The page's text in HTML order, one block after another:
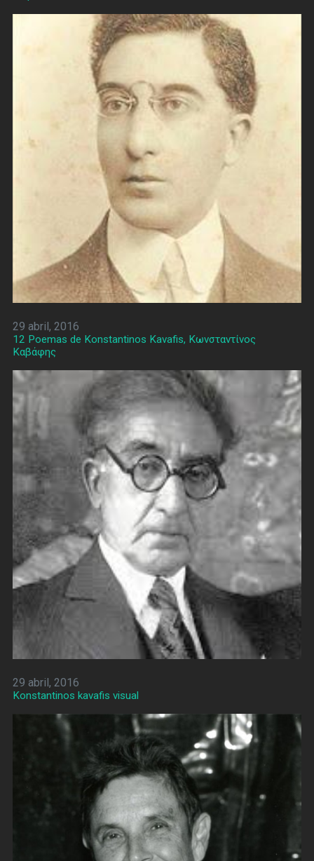
29 abril, 2016
12 Poemas de Konstantinos Kavafis, Κωνσταντίνος
Καβάφης
29 abril, 2016
Konstantinos kavafis visual